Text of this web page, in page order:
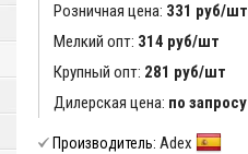
Розничная цена: 331 руб/шт
Мелкий опт: 314 руб/шт
Крупный опт: 281 руб/шт
Дилерская цена: по запросу
Производитель: Adex